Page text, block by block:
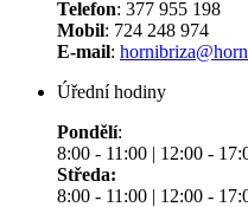
Telefon: 377 955 198
Mobil: 724 248 974
E-mail:
Úřední hodiny
Pondělí:
8:00 - 11:00 | 12:00 -
Středa:
8:00 - 11:00 | 12:00 -